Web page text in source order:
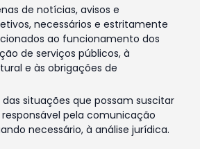
de notícias, avisos e
necessários e estritamente
ao funcionamento dos
de serviços públicos, à
e às obrigações de
situações que possam suscitar
pela comunicação
necessário, à análise jurídica.